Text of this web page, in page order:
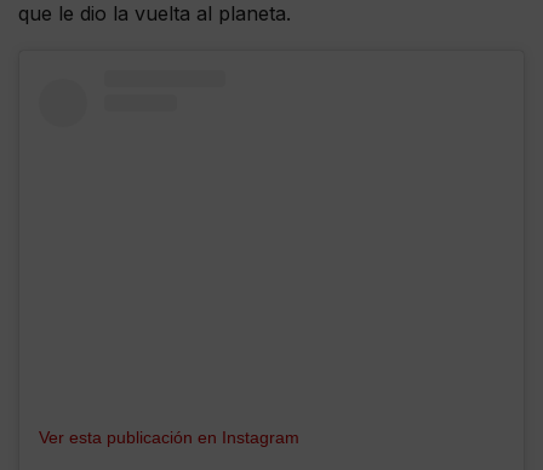
que le dio la vuelta al planeta.
Ver esta publicación en Instagram